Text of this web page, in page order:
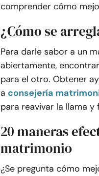
comprender cómo
¿Cómo se
Para darle sabor a un
abiertamente,
para el otro. Obtener
a consejería
para reavivar la llama
20 maneras
matrimonio
¿Se pregunta cómo